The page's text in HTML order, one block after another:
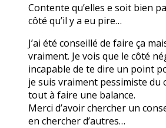
Contente qu’elles e soit bien
côté qu’il y a eu pire…
J’ai été conseillé de faire ça
vraiment. Je vois que le côté
incapable de te dire un point
je suis vraiment pessimiste du
tout à faire une balance.
Merci d’avoir chercher un
en chercher d’autres…